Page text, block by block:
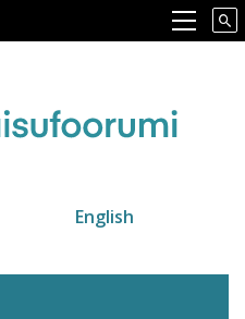
pääsisältöön
English